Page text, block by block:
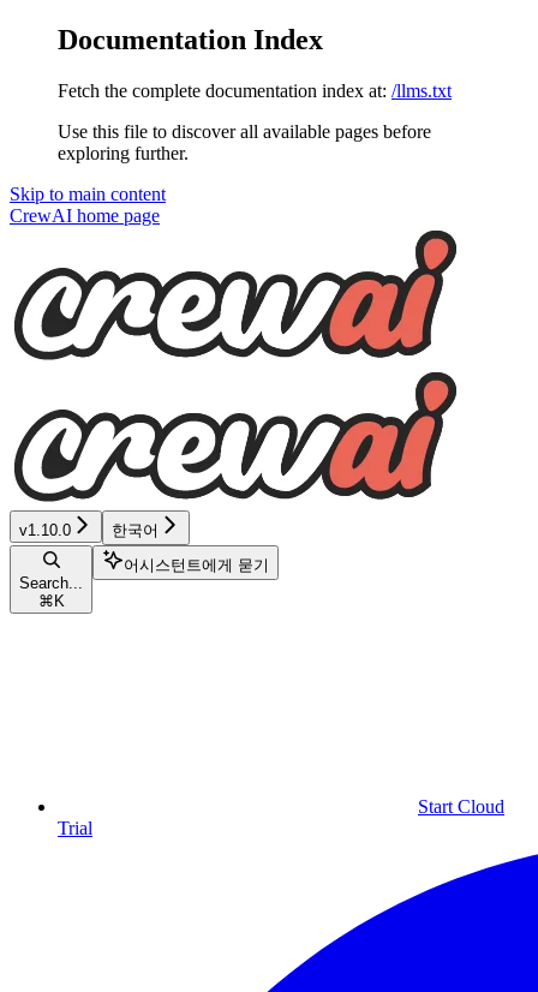
Documentation Index
Fetch the complete documentation index at: /llms.txt
Use this file to discover all available pages before
exploring further.
Skip to main content
CrewAI home page
v1.10.0 한국어
Search...
⌘ K
어시스턴트에게 묻기
Start Cloud
Trial